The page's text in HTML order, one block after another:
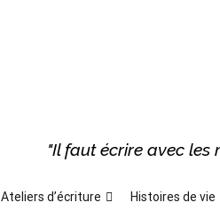
"Il faut écrire avec les
Ateliers d’écriture Histoires de vie